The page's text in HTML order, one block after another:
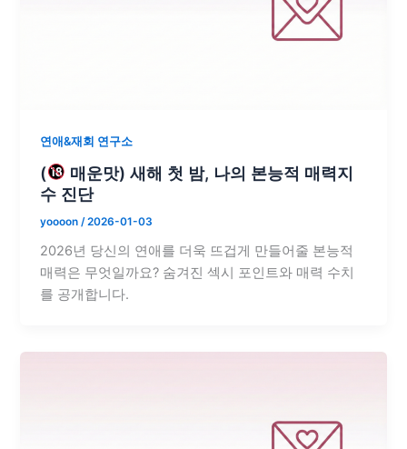
연애&재회 연구소
(
매운맛) 새해 첫 밤, 나의 본능적 매력지
수 진단
yoooon /2026-01-03
2026년 당신의 연애를 더욱 뜨겁게 만들어줄 본능적
매력은 무엇일까요? 숨겨진 섹시 포인트와 매력 수치
를 공개합니다.